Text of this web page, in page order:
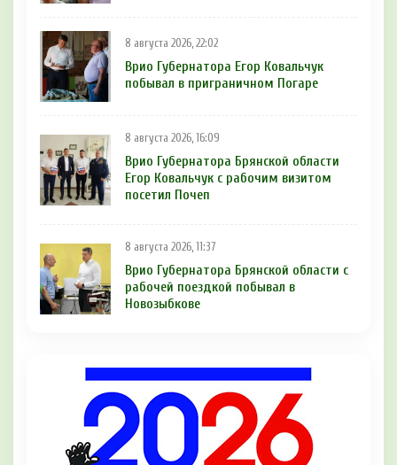
8 августа 2026, 22:02
Врио Губернатора Егор Ковальчук
побывал в приграничном Погаре
8 августа 2026, 16:09
Врио Губернатора Брянской области
Егор Ковальчук с рабочим визитом
посетил Почеп
8 августа 2026, 11:37
Врио Губернатора Брянской области с
рабочей поездкой побывал в
Новозыбкове